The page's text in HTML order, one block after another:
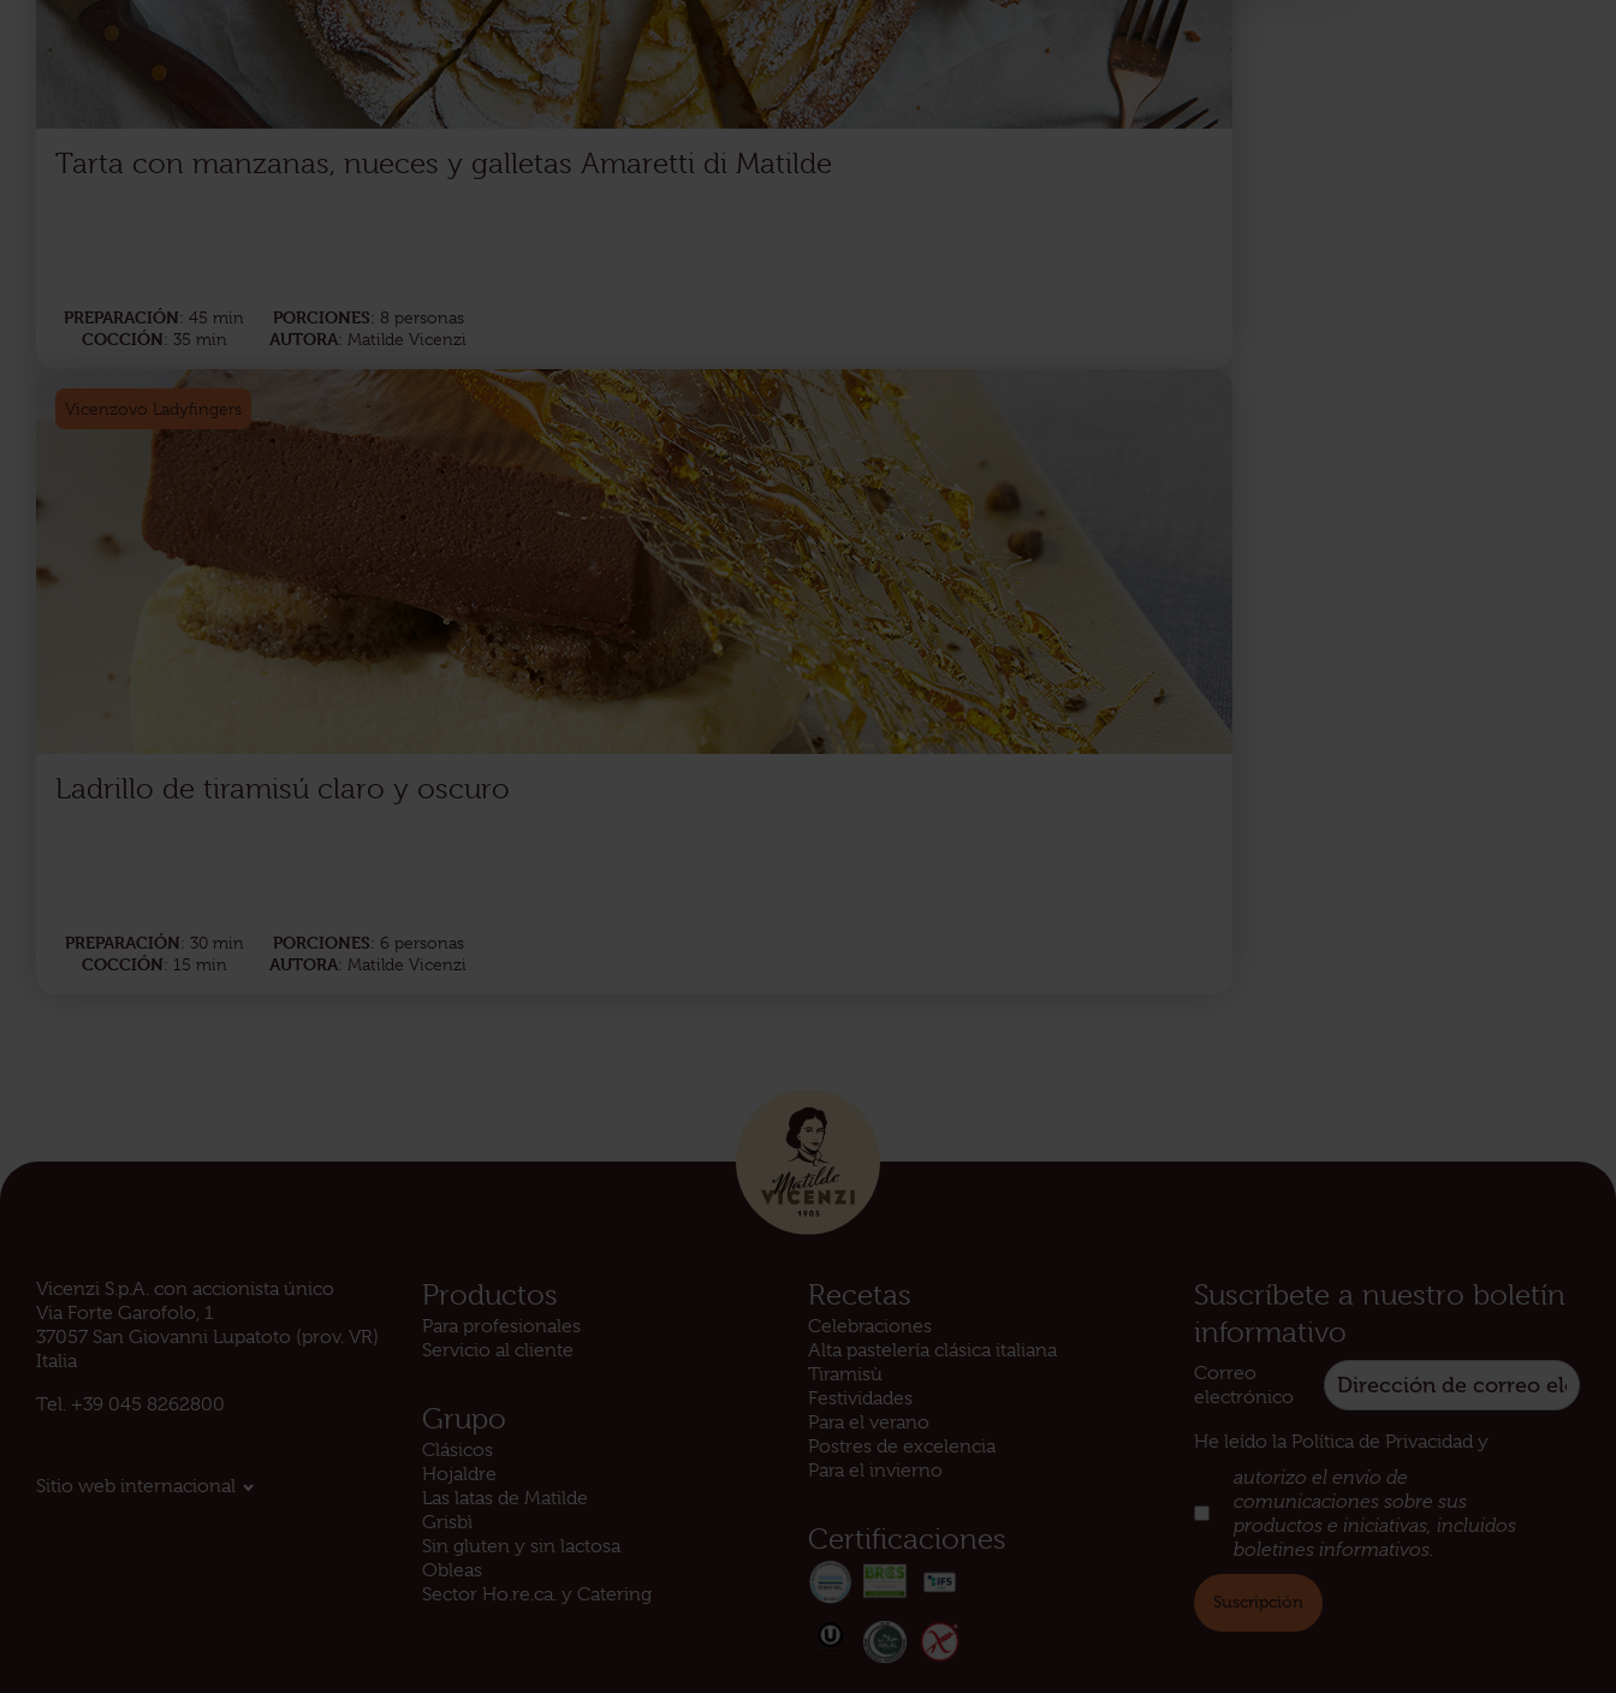
Tarta con manzanas, nueces y galletas Amaretti di Matilde
PREPARACIÓN: 45 min
COCCIÓN: 35 min
PORCIONES: 8 personas
AUTORA: Matilde Vicenzi
Ladrillo de tiramisú claro y oscuro
PREPARACIÓN: 30 min
COCCIÓN: 15 min
PORCIONES: 6 personas
AUTORA: Matilde Vicenzi
Vicenzovo Ladyfingers
Vicenzi S.p.A. con accionista único
Via Forte Garofolo, 1
37057 San Giovanni Lupatoto (prov. VR)
Italia
Tel. +39 045 8262800
Sitio web internacional
Productos
Para profesionales
Servicio al cliente
Grupo
Clásicos
Hojaldre
Las latas de Matilde
Grisbì
Sin gluten y sin lactosa
Obleas
Sector Ho.re.ca. y Catering
Recetas
Celebraciones
Alta pastelería clásica italiana
Tiramisù
Festividades
Para el verano
Postres de excelencia
Para el invierno
Certificaciones
Suscríbete a nuestro boletín
informativo
Correo
electrónico
He leído la Política de Privacidad y
autorizo el envío de
comunicaciones sobre sus
productos e iniciativas, incluidos
boletines informativos.